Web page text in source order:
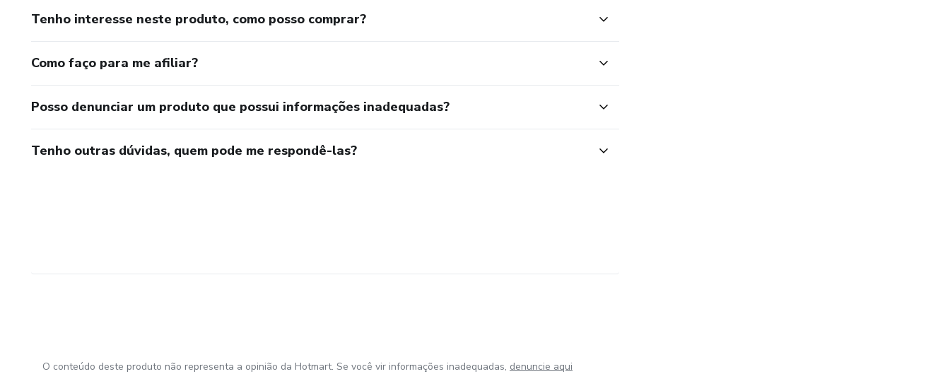
Tenho interesse neste produto, como posso comprar?
Como faço para me afiliar?
Posso denunciar um produto que possui informações inadequadas?
Tenho outras dúvidas, quem pode me respondê-las?
O conteúdo deste produto não representa a opinião da Hotmart. Se você vir informações inadequadas, denuncie aqui